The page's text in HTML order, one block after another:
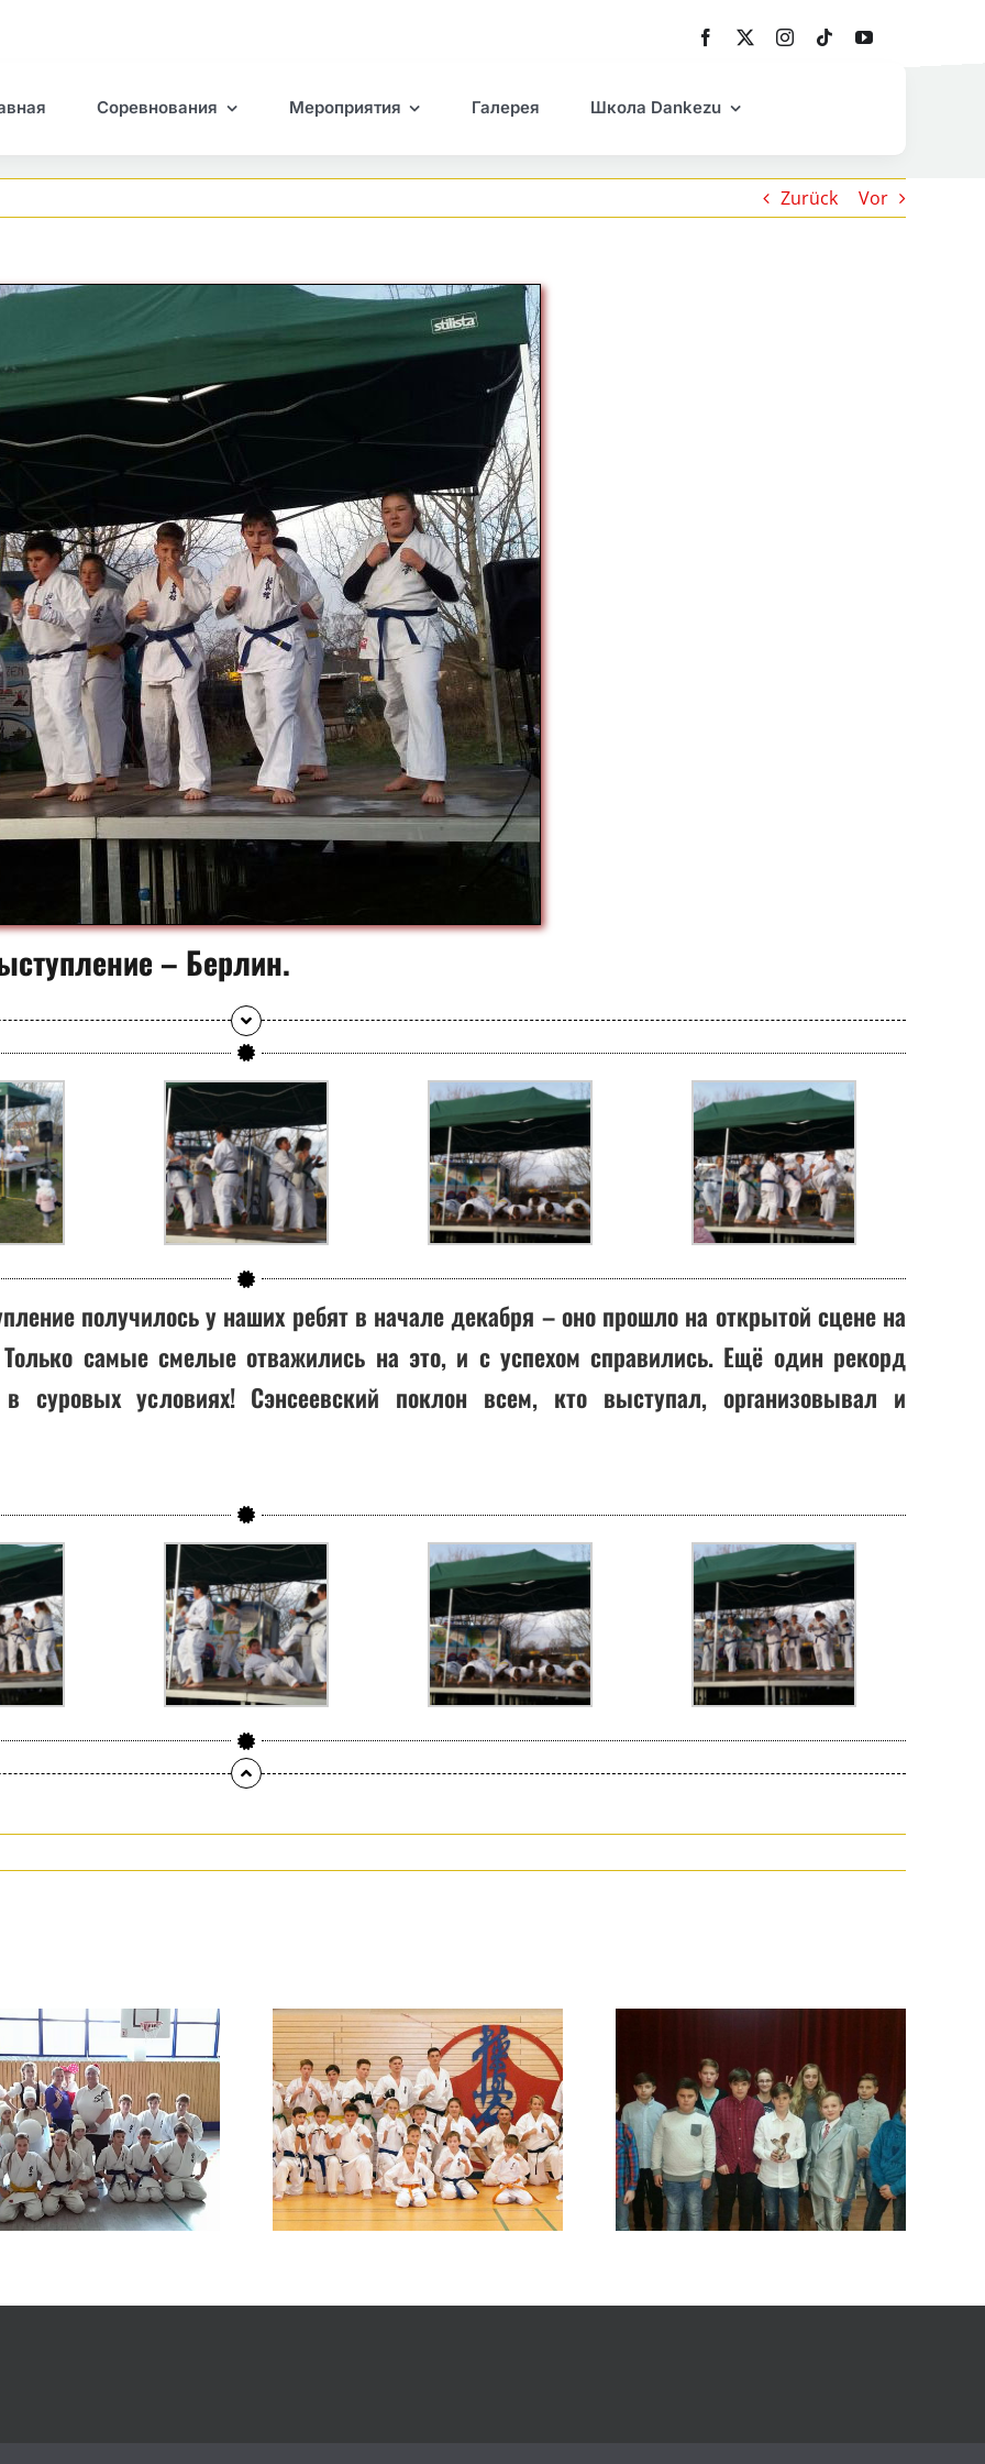
Соревнования Мероприятия Галерея Школа Dankezu
Zurück Vor
– Берлин.
получилось у наших ребят в начале декабря – оно прошло на открытой сцене на
самые смелые отважились на это, и с успехом справились. Ещё один рекорд
условиях! Сэнсеевский поклон всем, кто выступал, организовывал и
День рожденья Сэнсея. Что? Где? Когда?
Заключительная
тренировка года